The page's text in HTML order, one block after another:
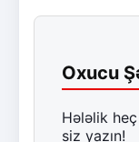
Oxucu
Hələlik
siz yazın!